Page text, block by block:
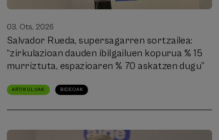
03. Ots, 2026
Salvador Rueda, supersagarren sortzailea:
“zirkulazioan dauden ibilgailuen kopurua % 15
murriztuta, espazioaren % 70 askatzen dugu”
ARTIKULUAK BIDEOAK